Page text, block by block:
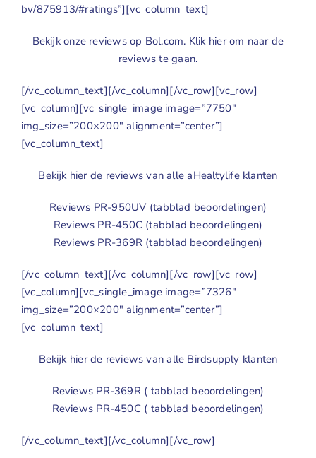
ionisator
Geuren
Contact
bv/875913/#ratings”][vc_column_text]
Bekijk onze reviews op Bol.com. Klik hier om naar de
reviews te gaan.
[/vc_column_text][/vc_column][/vc_row][vc_row]
[vc_column][vc_single_image image=”7750″
img_size=”200×200″ alignment=”center”]
[vc_column_text]
Bekijk hier de reviews van alle aHealtylife klanten
Reviews PR-950UV (tabblad beoordelingen)
Reviews PR-450C (tabblad beoordelingen)
Reviews PR-369R (tabblad beoordelingen)
[/vc_column_text][/vc_column][/vc_row][vc_row]
[vc_column][vc_single_image image=”7326″
img_size=”200×200″ alignment=”center”]
[vc_column_text]
Bekijk hier de reviews van alle Birdsupply klanten
Reviews PR-369R( tabblad beoordelingen)
Reviews PR-450C( tabblad beoordelingen)
[/vc_column_text][/vc_column][/vc_row]